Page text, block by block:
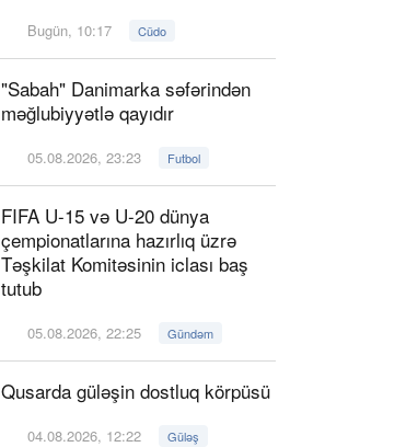
Bugün, 10:17 Cüdo
"Sabah" Danimarka səfərindən
məğlubiyyətlə qayıdır
05.08.2026, 23:23 Futbol
FIFA U-15 və U-20 dünya
çempionatlarına hazırlıq üzrə
Təşkilat Komitəsinin iclası baş
tutub
05.08.2026, 22:25 Gündəm
Qusarda güləşin dostluq körpüsü
04.08.2026, 12:22 Güləş